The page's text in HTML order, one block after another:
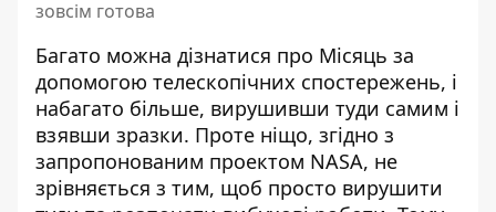
зовсім готова
Багато можна дізнатися про Місяць за
допомогою телескопічних спостережень, і
набагато більше, вирушивши туди самим і
взявши зразки. Проте ніщо, згідно з
запропонованим проектом NASA, не
зрівняється з тим, щоб просто вирушити